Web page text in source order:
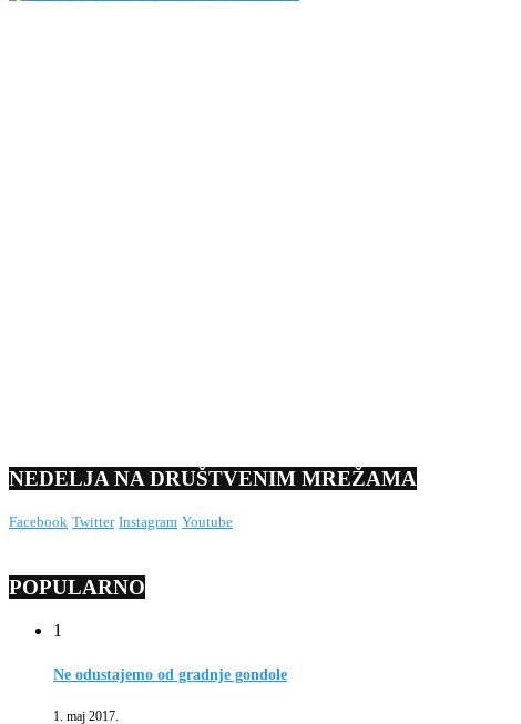
NEDELJA NA DRUŠTVENIM MREŽAMA
Facebook Twitter Instagram Youtube
POPULARNO
1
Ne odustajemo od gradnje gondole
1. maj 2017.